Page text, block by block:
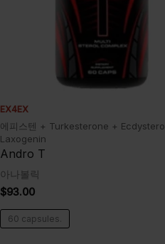
EX4EX
에피스텐 + Turkesterone +
Laxogenin
Andro T
아나볼릭
$93.00
60 capsules.